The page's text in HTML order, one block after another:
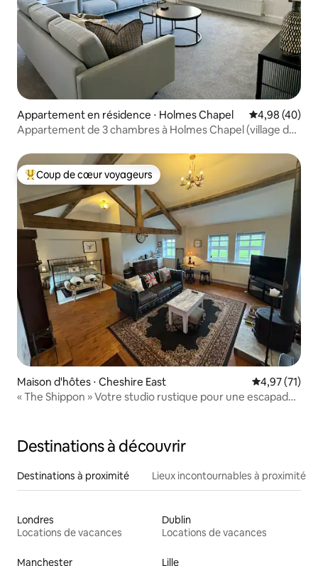
Appartement en résidence ⋅ Holmes Chapel Évaluation
4,98 (40)
Appartement de 3 chambres à Holmes Chapel (village de
Coups de cœur voyageurs les plus appréciés
Coup de cœur voyageurs
Maison d'hôtes ⋅ Cheshire East Évaluation
4,97 (71)
« The Shippon » Votre studio rustique pour une escapade
Destinations à découvrir
Destinations à proximité Lieux incontournables à proximité
Londres
Locations de vacances
Dublin
Locations de vacances
Manchester Lille